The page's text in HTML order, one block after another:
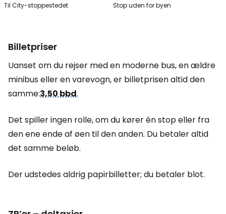
Til City-stoppestedet Stop uden for byen
Billetpriser
Uanset om du rejser med en moderne bus, en ældre
minibus eller en varevogn, er billetprisen altid den
samme:3,50 bbd.
Det spiller ingen rolle, om du kører én stop eller fra
den ene ende af øen til den anden. Du betaler altid
det samme beløb.
Der udstedes aldrig papirbilletter; du betaler blot.